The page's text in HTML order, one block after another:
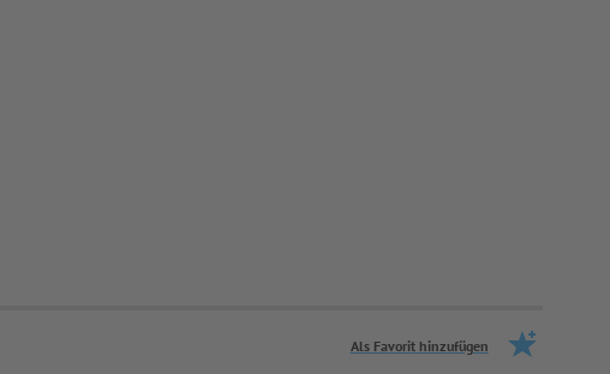
Als Favorit hinzufügen